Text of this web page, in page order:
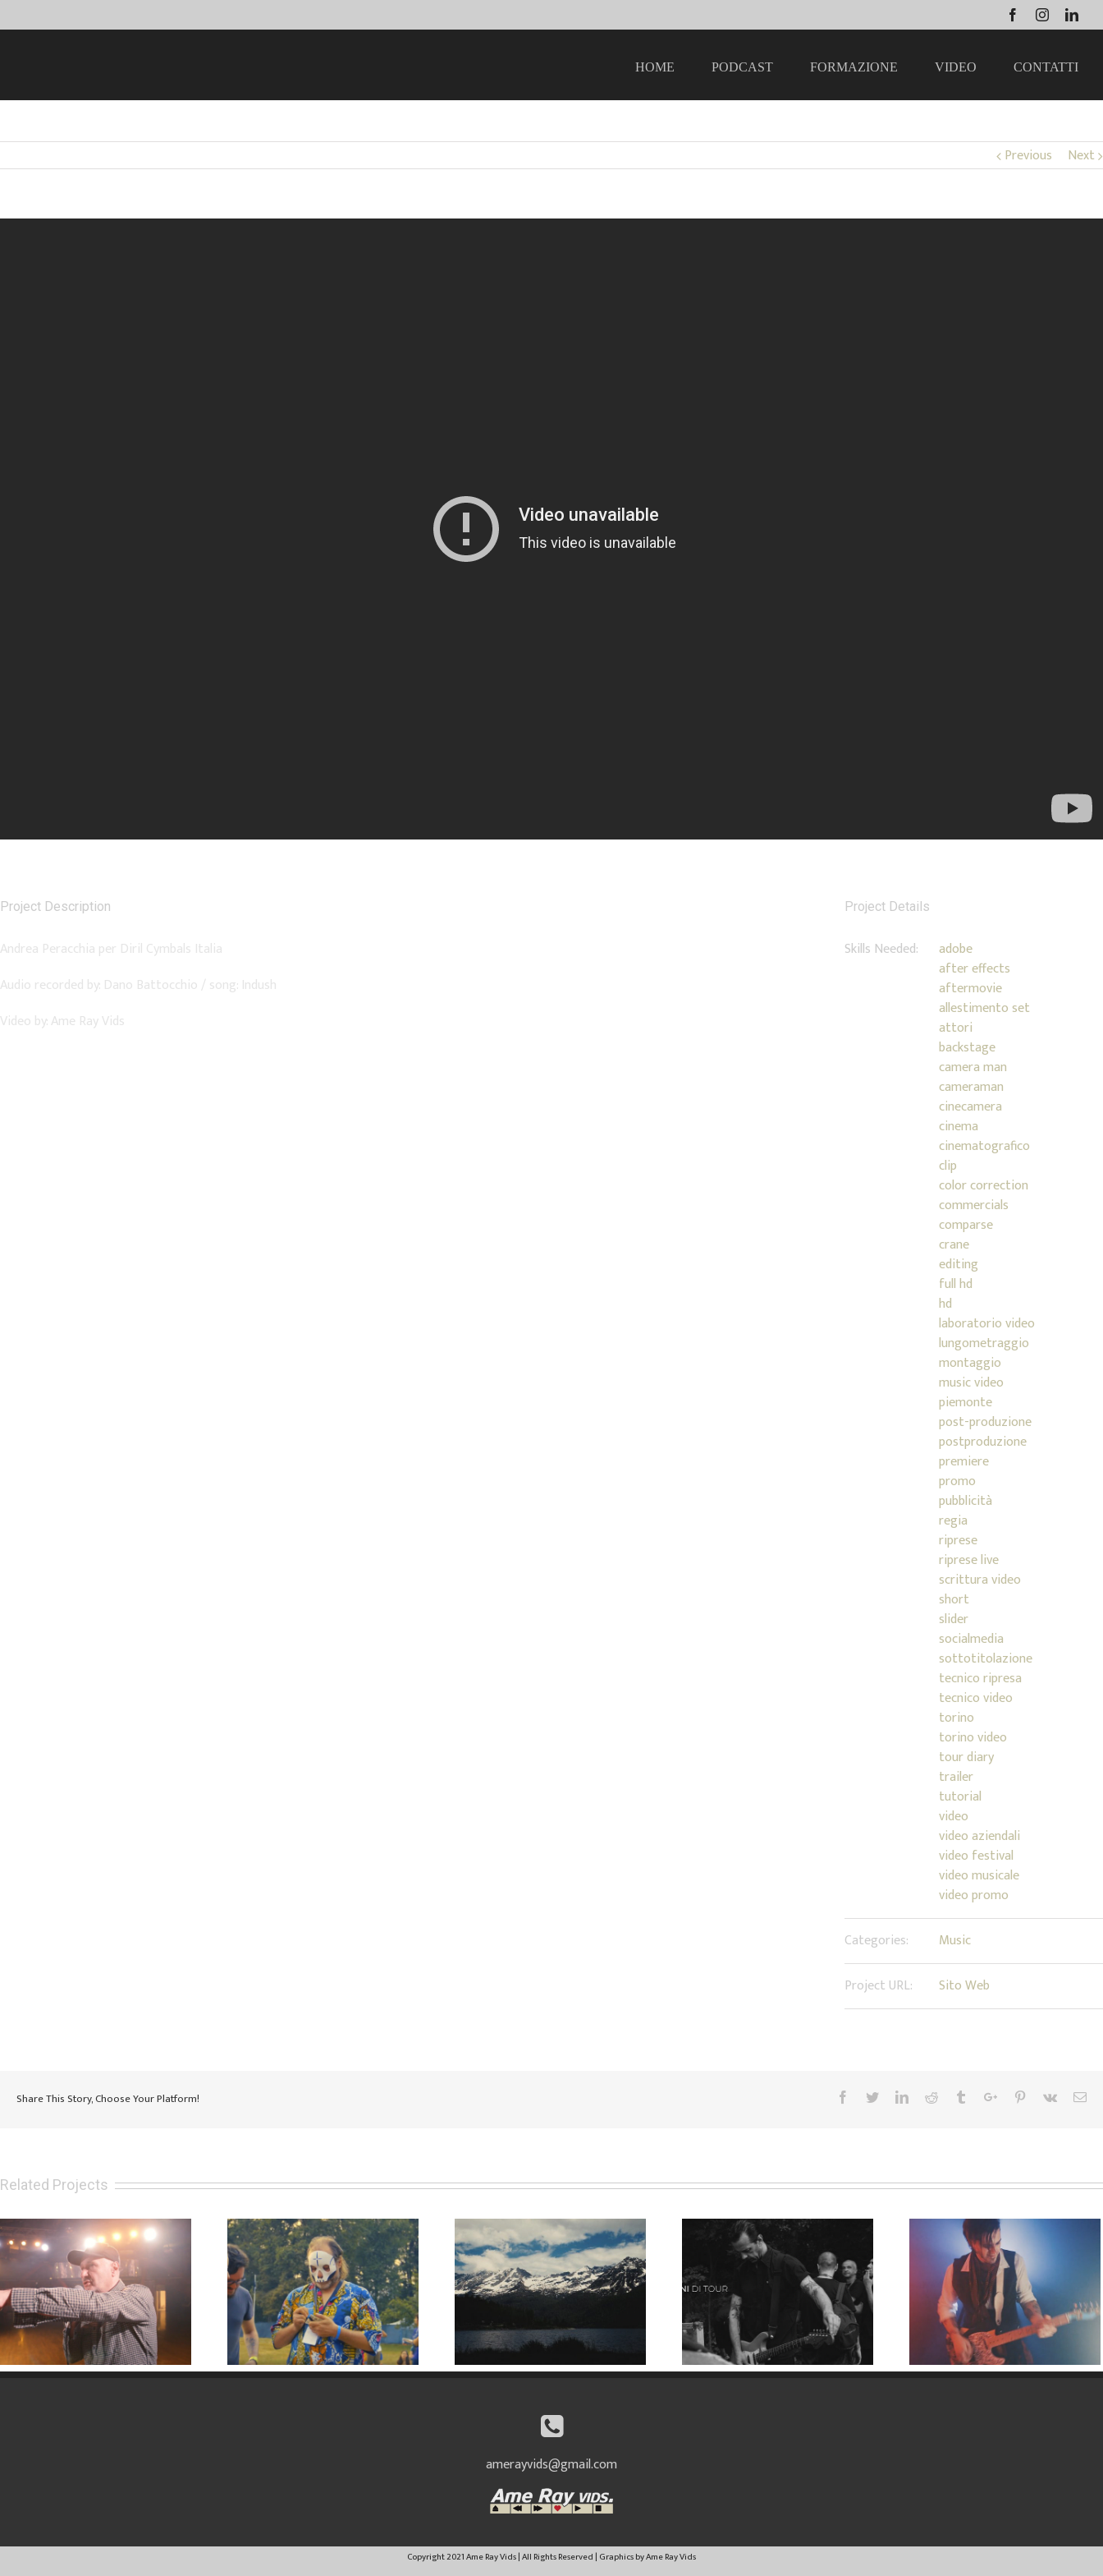
FacebookInstagram
HOME PODCAST FORMAZIONE VIDEO CONTATTI
Previous Next
Project Description
Andrea Peracchia per Diril Cymbals Italia
Audio recorded by: Dano Battocchio / song: Indush
Video by: Ame Ray Vids
Project Details
Skills Needed:
adobe
after effects
aftermovie
allestimento set
attori
backstage
camera man
cameraman
cinecamera
cinema
cinematografico
clip
color correction
commercials
comparse
crane
editing
full hd
hd
laboratorio video
lungometraggio
montaggio
music video
piemonte
post-produzione
postproduzione
premiere
promo
pubblicità
regia
riprese
riprese live
scrittura video
short
slider
socialmedia
sottotitolazione
tecnico ripresa
tecnico video
torino
torino video
tour diary
trailer
tutorial
video
video aziendali
video festival
video musicale
video promo
Categories: Music
Project URL: Sito Web
Share This Story, Choose Your Platform! Facebook
TwitterLinkedinReddit TumblrGoogle+Pinterest
Vk
Related Projects
amerayvids@gmail.com
Copyright 2021 Ame Ray Vids | All Rights Reserved | Graphics by Ame Ray Vids